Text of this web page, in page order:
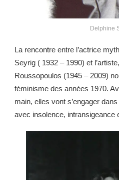
Delphine
La rencontre entre l’actrice
Seyrig ( 1932 – 1990) et
Roussopoulos (1945 – 2009)
féminisme des années 1970.
main, elles vont s’engager
avec insolence, intransigeance